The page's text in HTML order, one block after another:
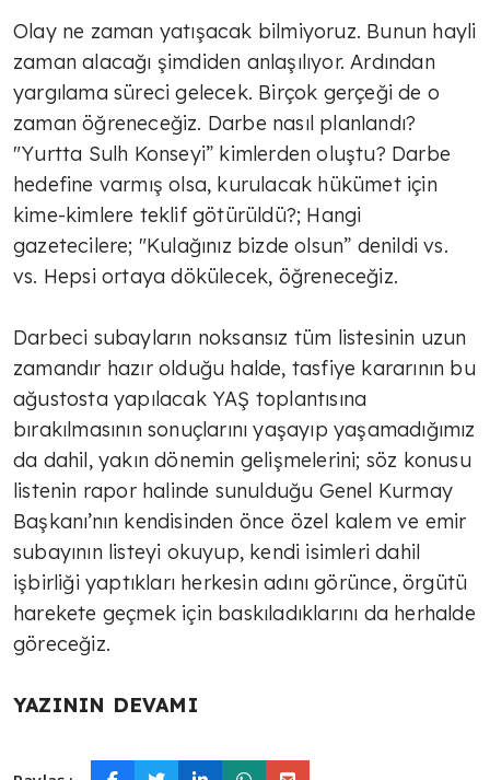
Olay ne zaman yatışacak bilmiyoruz. Bunun hayli
zaman alacağı şimdiden anlaşılıyor. Ardından
yargılama süreci gelecek. Birçok gerçeği de o
zaman öğreneceğiz. Darbe nasıl planlandı?
"Yurtta Sulh Konseyi” kimlerden oluştu? Darbe
hedefine varmış olsa, kurulacak hükümet için
kime-kimlere teklif götürüldü?; Hangi
gazetecilere; "Kulağınız bizde olsun” denildi vs.
vs. Hepsi ortaya dökülecek, öğreneceğiz.
Darbeci subayların noksansız tüm listesinin uzun
zamandır hazır olduğu halde, tasfiye kararının bu
ağustosta yapılacak YAŞ toplantısına
bırakılmasının sonuçlarını yaşayıp yaşamadığımız
da dahil, yakın dönemin gelişmelerini; söz konusu
listenin rapor halinde sunulduğu Genel Kurmay
Başkanı’nın kendisinden önce özel kalem ve emir
subayının listeyi okuyup, kendi isimleri dahil
işbirliği yaptıkları herkesin adını görünce, örgütü
harekete geçmek için baskıladıklarını da herhalde
göreceğiz.
YAZININ DEVAMI
yapan çiftçiler hükümetten destek
taleplerini traktörleri ile…
TÜLİN YALMAN
Tarım geleceğe taşınır mı?
AVNİ ÖZGÜREL
İsrail Fransa'nın holokost suçunu
unuttu mu?
TÜLİN YALMAN
Böyle olmayacak
AVNİ ÖZGÜREL
Ahmed Şara Ankara'da
TÜLİN YALMAN
Sosyal çürüme